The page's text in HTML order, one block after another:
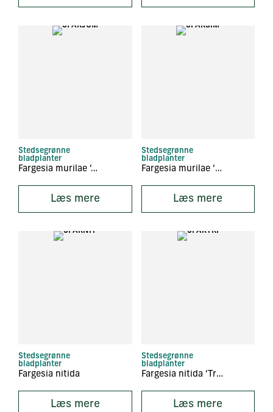
Stedsegrønne
bladplanter
Fargesia murilae ‘Jumbo’
Læs mere
Stedsegrønne
bladplanter
Fargesia murilae ‘Simba’
Læs mere
Stedsegrønne
bladplanter
Fargesia nitida
Læs mere
Stedsegrønne
bladplanter
Fargesia nitida ‘Trifina’
Læs mere